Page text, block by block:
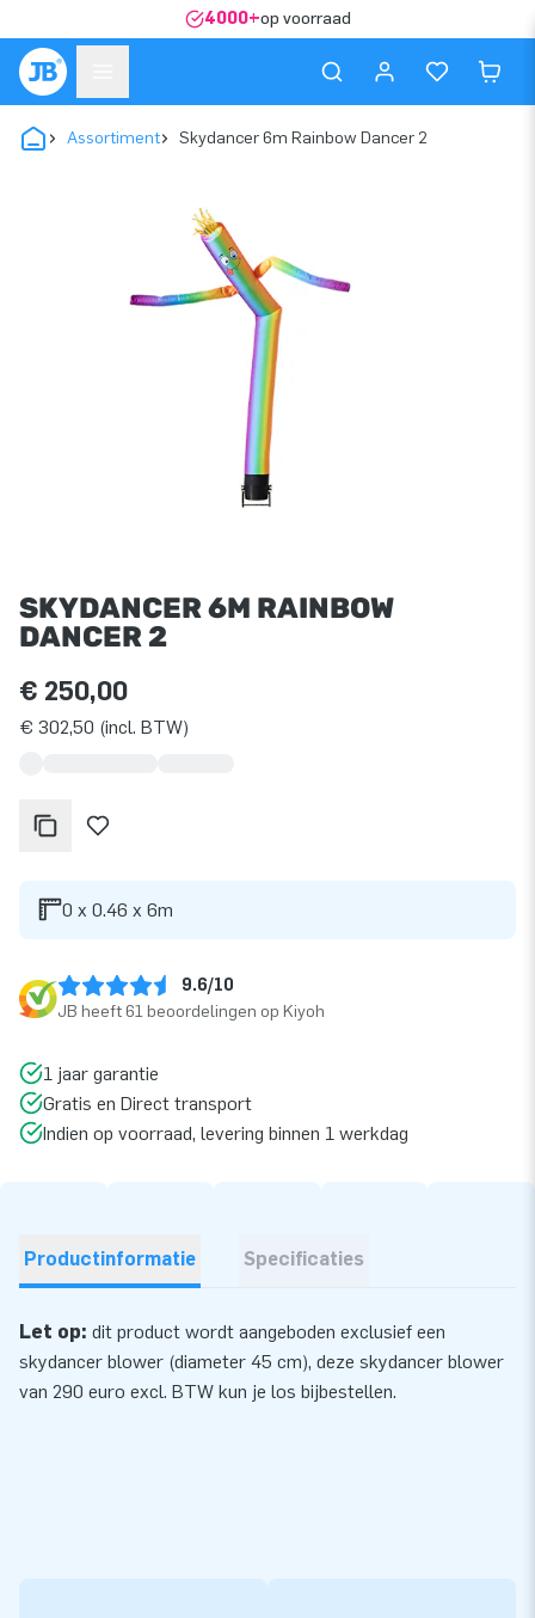
4000+op voorraad
Assortiment Skydancer 6m Rainbow Dancer 2
SKYDANCER 6M RAINBOW
DANCER 2
€ 250,00
€ 302,50 (incl. BTW)
0 x 0.46 x 6m
9.6/10
JB heeft 61 beoordelingen op Kiyoh
1 jaar garantie
Gratis en Direct transport
Indien op voorraad, levering binnen 1 werkdag
Productinformatie Specificaties
Let op: dit product wordt aangeboden exclusief een
skydancer blower (diameter 45 cm), deze skydancer blower
van 290 euro excl. BTW kun je los bijbestellen.